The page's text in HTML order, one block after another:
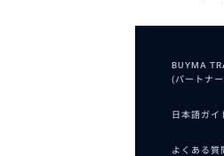
BUYMA
(パートナ
日本語ガイ
よくある質